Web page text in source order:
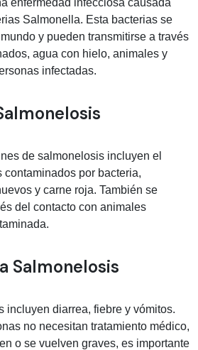
enfermedad infecciosa causada
Salmonella. Esta bacterias se
y pueden transmitirse a través
agua con hielo, animales y
infectadas.
de salmonelosis incluyen el
por bacteria,
y carne roja. También se
del contacto con animales
Salmonelosis
incluyen diarrea, fiebre y vómitos.
no necesitan tratamiento médico,
o se vuelven graves, es importante